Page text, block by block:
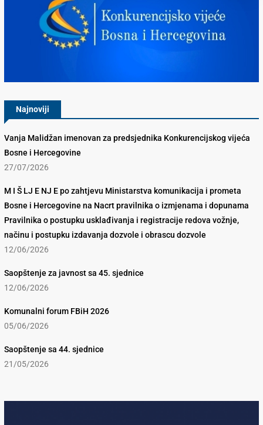
Najnoviji
Vanja Malidžan imenovan za predsjednika Konkurencijskog vijeća
Bosne i Hercegovine
27/07/2026
M I Š LJ E NJ E po zahtjevu Ministarstva komunikacija i prometa
Bosne i Hercegovine na Nacrt pravilnika o izmjenama i dopunama
Pravilnika o postupku usklađivanja i registracije redova vožnje,
načinu i postupku izdavanja dozvole i obrascu dozvole
12/06/2026
Saopštenje za javnost sa 45. sjednice
12/06/2026
Komunalni forum FBiH 2026
05/06/2026
Saopštenje sa 44. sjednice
21/05/2026